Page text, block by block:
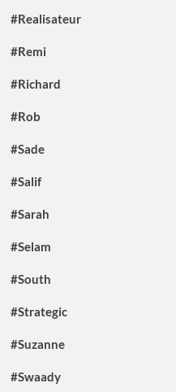
#Realisateur
#Remi
#Richard
#Rob
#Sade
#Salif
#Sarah
#Selam
#South
#Strategic
#Suzanne
#Swaady